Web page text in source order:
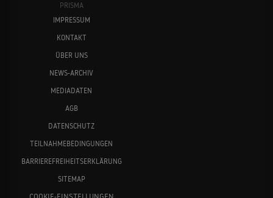
PRISMA
IMPRESSUM
KONTAKT
ÜBER UNS
NEWS-ARCHIV
MEDIADATEN
AGB
DATENSCHUTZ
TEILNAHMEBEDINGUNGEN
BARRIEREFREIHEITSERKLÄRUNG
SITEMAP